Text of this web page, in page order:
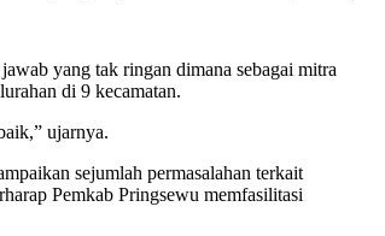
yang tak ringan dimana sebagai mitra
di 9 kecamatan.
ujarnya.
sejumlah permasalahan terkait
Pemkab Pringsewu memfasilitasi